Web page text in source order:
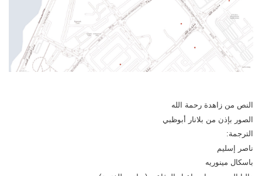
النص من زاهدة رحمة الله
الصور بإذن من بلانار أبوظبي
الترجمة:
ناصر إسليم
باسكال مينوريه